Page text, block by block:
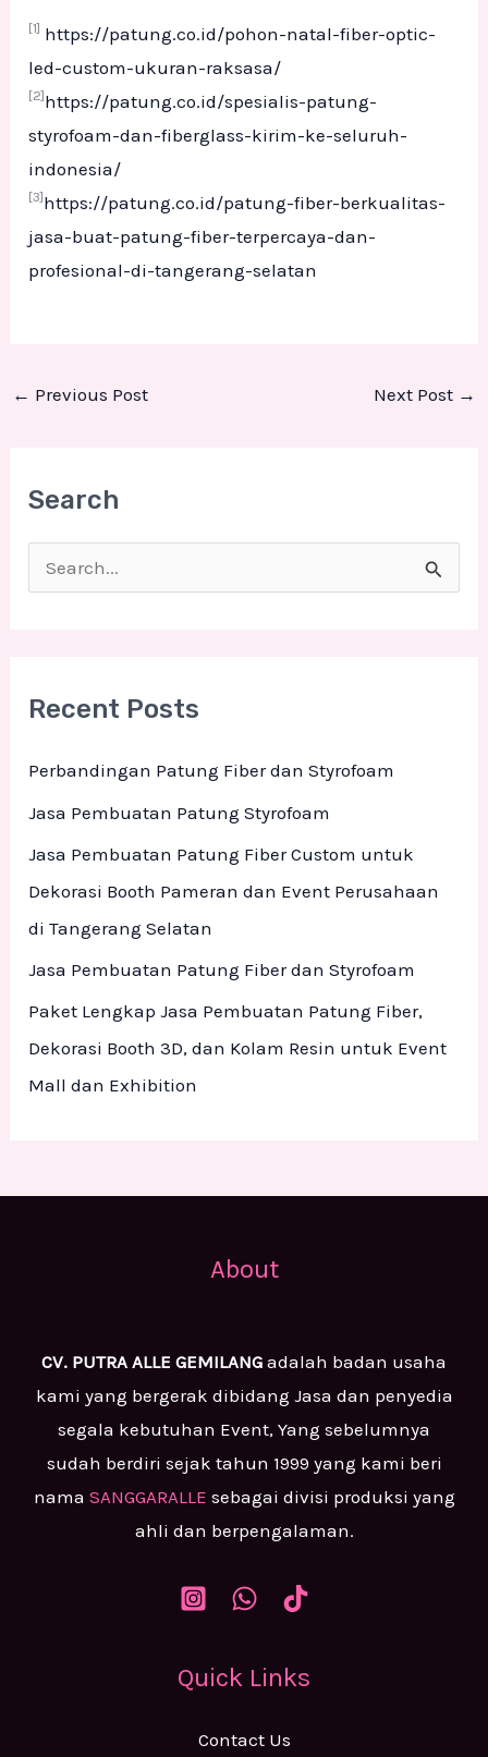
[1] https://patung.co.id/pohon-natal-fiber-optic-
led-custom-ukuran-raksasa/
[2]https://patung.co.id/spesialis-patung-
styrofoam-dan-fiberglass-kirim-ke-seluruh-
indonesia/
[3]https://patung.co.id/patung-fiber-berkualitas-
jasa-buat-patung-fiber-terpercaya-dan-
profesional-di-tangerang-selatan
← Previous Post Next Post →
Search
cRecent Posts
Perbandingan Patung Fiber dan Styrofoam
Jasa Pembuatan Patung Styrofoam
Jasa Pembuatan Patung Fiber Custom untuk
Dekorasi Booth Pameran dan Event Perusahaan
di Tangerang Selatan
Jasa Pembuatan Patung Fiber dan Styrofoam
Paket Lengkap Jasa Pembuatan Patung Fiber,
Dekorasi Booth 3D, dan Kolam Resin untuk Event
Mall dan Exhibition
About
CV. PUTRA ALLE GEMILANG adalah badan usaha
kami yang bergerak dibidang Jasa dan penyedia
segala kebutuhan Event, Yang sebelumnya
sudah berdiri sejak tahun 1999 yang kami beri
nama SANGGARALLE sebagai divisi produksi yang
ahli dan berpengalaman.
Quick Links
Contact Us